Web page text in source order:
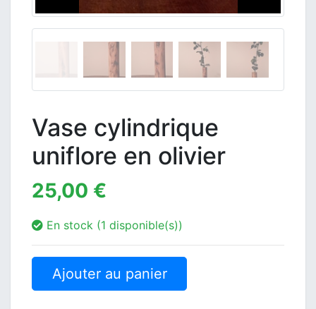
Vase cylindrique
uniflore en olivier
25,00 €
En stock (1 disponible(s))
Ajouter au panier